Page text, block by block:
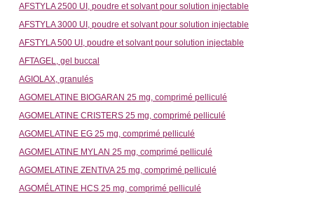
AFSTYLA 2500 UI, poudre et solvant pour solution injectable
AFSTYLA 3000 UI, poudre et solvant pour solution injectable
AFSTYLA 500 UI, poudre et solvant pour solution injectable
AFTAGEL, gel buccal
AGIOLAX, granulés
AGOMELATINE BIOGARAN 25 mg, comprimé pelliculé
AGOMELATINE CRISTERS 25 mg, comprimé pelliculé
AGOMELATINE EG 25 mg, comprimé pelliculé
AGOMELATINE MYLAN 25 mg, comprimé pelliculé
AGOMELATINE ZENTIVA 25 mg, comprimé pelliculé
AGOMÉLATINE HCS 25 mg, comprimé pelliculé